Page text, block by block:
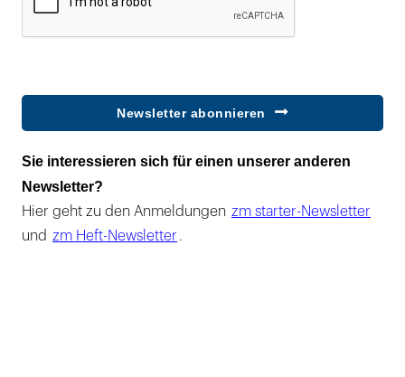
Newsletter abonnieren
Sie interessieren sich für einen unserer anderen
Newsletter?
Hier geht zu den Anmeldungen zm starter-Newsletter
und zm Heft-Newsletter .